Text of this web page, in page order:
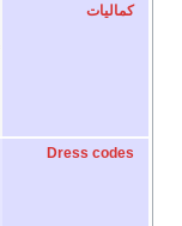
كماليات
Dress codes